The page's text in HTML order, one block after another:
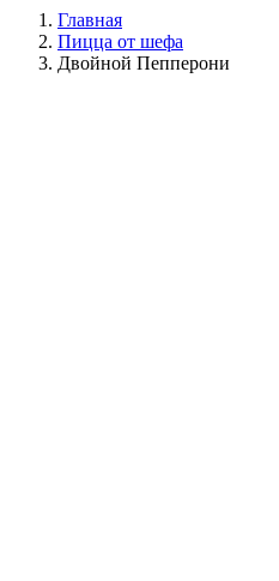
Главная
Пицца от шефа
Двойной Пепперони